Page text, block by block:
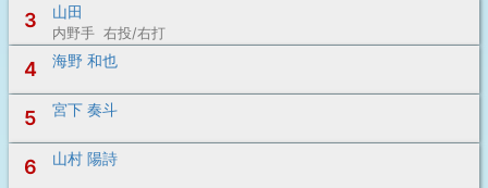
3 山田
内野手 右投/右打
4 海野 和也
5 宮下 奏斗
6 山村 陽詩